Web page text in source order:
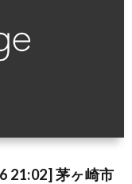
21:02] 茅ヶ崎市